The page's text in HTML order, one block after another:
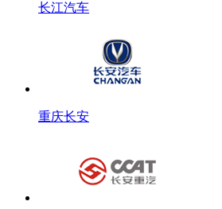
长江汽车
重庆长安